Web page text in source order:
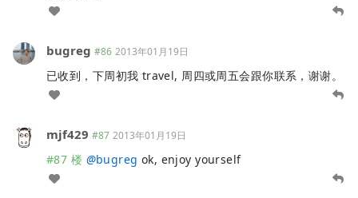
bugreg #86 2013年01月19日
已收到，下周初我 travel, 周四或周五会跟你联系，谢谢。
mjf429 #87 2013年01月19日
#87 楼 @bugreg ok, enjoy yourself